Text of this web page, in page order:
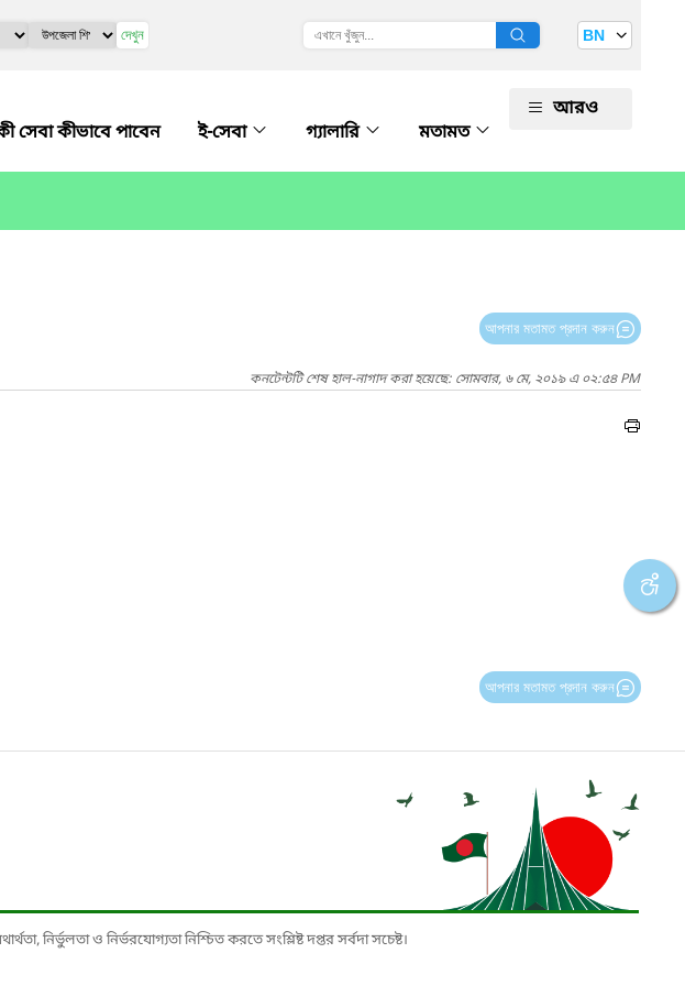
দেখুন BN
সেবা কীভাবে পাবেন ই-সেবা গ্যালারি মতামত
আরও
আপনার মতামত প্রদান করুন
কনটেন্টটি শেষ হাল-নাগাদ করা হয়েছে: সোমবার, ৬ মে, ২০১৯ এ ০২:৫৪ PM
আপনার মতামত প্রদান করুন
নির্ভুলতা ও নির্ভরযোগ্যতা নিশ্চিত করতে সংশ্লিষ্ট দপ্তর সর্বদা সচেষ্ট।